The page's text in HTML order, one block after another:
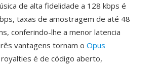
de alta fidelidade a 128 kbps é
taxas de amostragem de até 48
conferindo-lhe a menor latencia
vantagens tornam o Opus
é de código aberto,